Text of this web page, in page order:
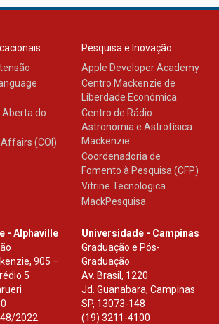
Aberta do
(COI)
Pesquisa e Inovação:
Apple Developer Academy
Centro Mackenzie de
Liberdade Econômica
Centro de Rádio
Astronomia e Astrofísica
Mackenzie
Coordenadoria de
Fomento à Pesquisa (CFP)
Vitrine Tecnologica
MackPesquisa
- Alphaville
905 –
5
2022.
Universidade - Campinas
Graduação e Pós-
Graduação
Av. Brasil, 1220
Jd. Guanabara, Campinas
SP, 13073-148
(19) 3211-4100